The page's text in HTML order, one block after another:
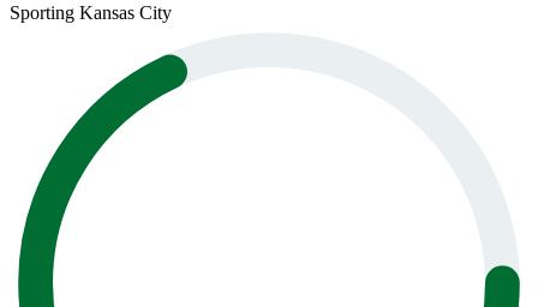
Sporting Kansas City